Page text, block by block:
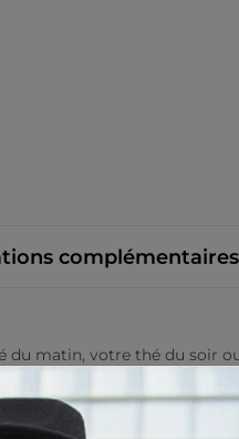
complémentaires
du matin, votre thé du soir
lave-vaisselle.